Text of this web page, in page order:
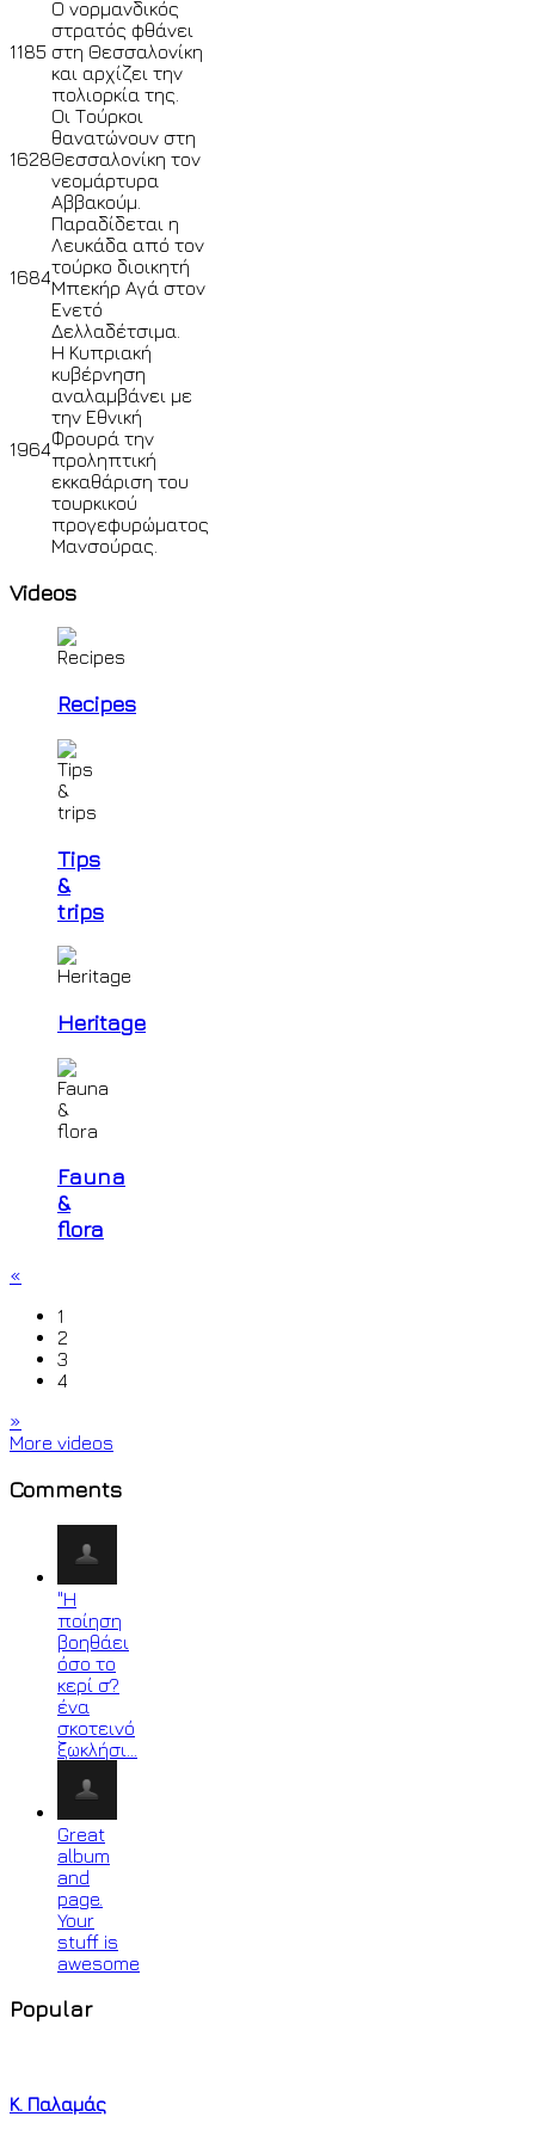
1185
Ο νορμανδικός
στρατός φθάνει
στη Θεσσαλονίκη
και αρχίζει την
πολιορκία της.
1628
Οι Τούρκοι
θανατώνουν στη
Θεσσαλονίκη τον
νεομάρτυρα
Αββακούμ.
1684
Παραδίδεται η
Λευκάδα από τον
τούρκο διοικητή
Μπεκήρ Αγά στον
Ενετό
Δελλαδέτσιμα.
1964
Η Κυπριακή
κυβέρνηση
αναλαμβάνει με
την Εθνική
Φρουρά την
προληπτική
εκκαθάριση του
τουρκικού
προγεφυρώματος
Μανσούρας.
Videos
Recipes
Tips
&
trips
Heritage
Fauna
&
flora
«
1
2
3
4
»
More videos
Comments
"Η
ποίηση
βοηθάει
όσο το
κερί σ?
ένα
σκοτεινό
ξωκλήσι…
Great
album
and
page.
Your
stuff is
awesome
Popular
K. Παλαμάς